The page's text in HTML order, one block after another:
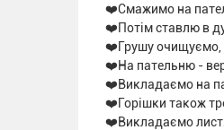
❤️Смажимо на
❤️Потім ставлю в
❤️Грушу очищуємо,
❤️На пательню -
❤️Викладаємо на
❤️Горішки також
❤️Викладаємо листя